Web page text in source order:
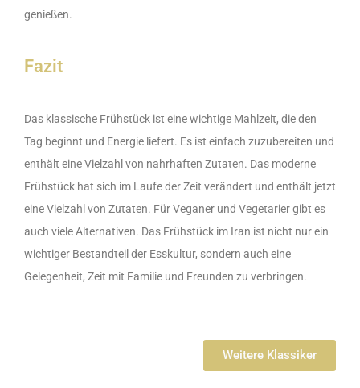
genießen.
Fazit
Das klassische Frühstück ist eine wichtige Mahlzeit, die den
Tag beginnt und Energie liefert. Es ist einfach zuzubereiten und
enthält eine Vielzahl von nahrhaften Zutaten. Das moderne
Frühstück hat sich im Laufe der Zeit verändert und enthält jetzt
eine Vielzahl von Zutaten. Für Veganer und Vegetarier gibt es
auch viele Alternativen. Das Frühstück im Iran ist nicht nur ein
wichtiger Bestandteil der Esskultur, sondern auch eine
Gelegenheit, Zeit mit Familie und Freunden zu verbringen.
Weitere Klassiker